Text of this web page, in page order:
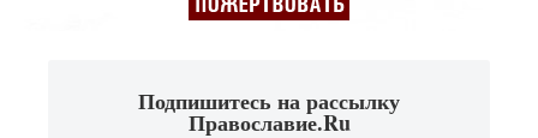
Подпишитесь на рассылку
Православие.Ru